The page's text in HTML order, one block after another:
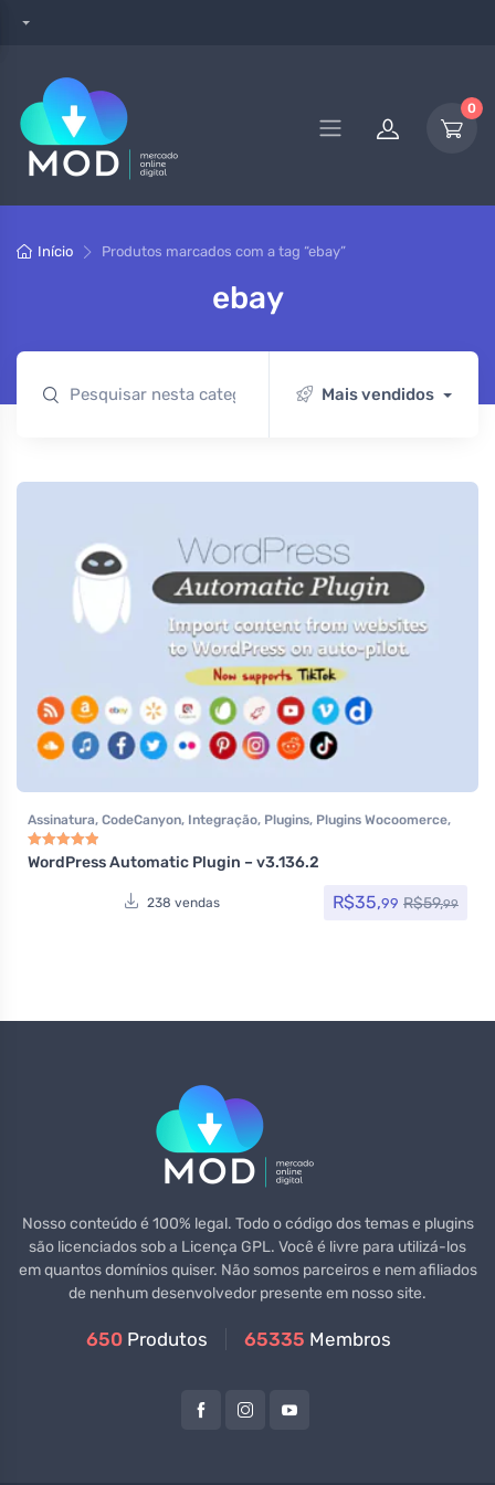
0
Início Produtos marcados com a tag “ebay”
ebay
Mais vendidos
Assinatura, CodeCanyon, Integração, Plugins, Plugins Wocoomerce,
Social Media Plugins
WordPress Automatic Plugin – v3.136.2
238 vendas R$35,99 R$59,99
Nosso conteúdo é 100% legal. Todo o código dos temas e plugins
são licenciados sob a Licença GPL. Você é livre para utilizá-los
em quantos domínios quiser. Não somos parceiros e nem afiliados
de nenhum desenvolvedor presente em nosso site.
650 Produtos 65335 Membros